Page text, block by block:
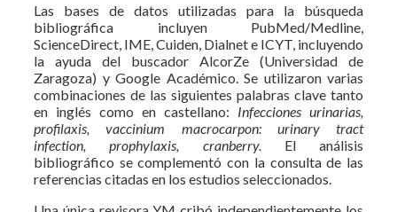
Las bases de datos utilizadas para la búsqueda
bibliográfica incluyen PubMed/Medline,
ScienceDirect, IME, Cuiden, Dialnet e ICYT, incluyendo
la ayuda del buscador AlcorZe (Universidad de
Zaragoza) y Google Académico. Se utilizaron varias
combinaciones de las siguientes palabras clave tanto
en inglés como en castellano: Infecciones urinarias,
profilaxis, vaccinium macrocarpon: urinary tract
infection, prophylaxis, cranberry.El análisis
bibliográfico se complementó con la consulta de las
referencias citadas en los estudios seleccionados.